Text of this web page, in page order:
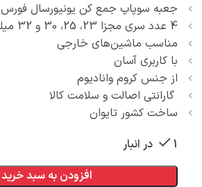
جعبه سوپاپ جمع کن یونیورسال فورس
4 عدد سری مجزا 23، 25، 30 و 32 میلی‌متر
مناسب ماشین‌های خارجی
با کاربری آسان
از جنس کروم وانادیوم
گارانتی اصالت و سلامت کالا
ساخت کشور تایوان
1 در انبار
افزودن به سبد خرید